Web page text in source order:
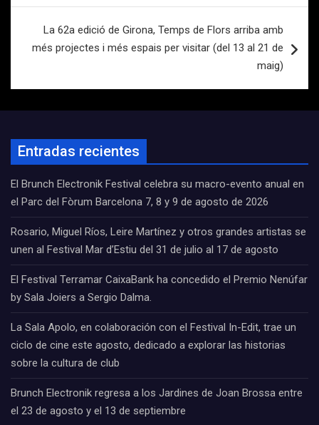
La 62a edició de Girona, Temps de Flors arriba amb
més projectes i més espais per visitar (del 13 al 21 de
maig)
Entradas recientes
El Brunch Electronik Festival celebra su macro-evento anual en
el Parc del Fòrum Barcelona 7, 8 y 9 de agosto de 2026
Rosario, Miguel Ríos, Leire Martínez y otros grandes artistas se
unen al Festival Mar d’Estiu del 31 de julio al 17 de agosto
El Festival Terramar CaixaBank ha concedido el Premio Nenúfar
by Sala Joiers a Sergio Dalma.
La Sala Apolo, en colaboración con el Festival In-Edit, trae un
ciclo de cine este agosto, dedicado a explorar las historias
sobre la cultura de club
Brunch Electronik regresa a los Jardines de Joan Brossa entre
el 23 de agosto y el 13 de septiembre